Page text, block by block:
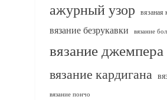
ажурный узор вязаная
вязание безрукавки вязание
вязание джемпера
вязание кардигана
вязание пончо